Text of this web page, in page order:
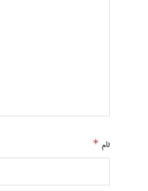
نام *